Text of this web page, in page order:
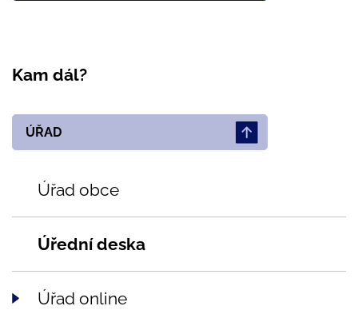
Kam dál?
ÚŘAD
Úřad obce
Úřední deska
Úřad online